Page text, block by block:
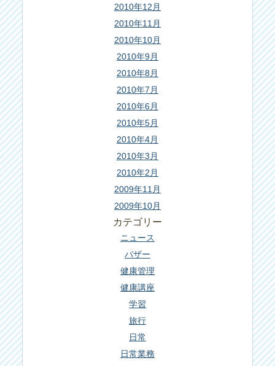
2010年12月
2010年11月
2010年10月
2010年9月
2010年8月
2010年7月
2010年6月
2010年5月
2010年4月
2010年3月
2010年2月
2009年11月
2009年10月
カテゴリー
ニュース
バザー
健康管理
健康講座
学習
旅行
日常
日常業務